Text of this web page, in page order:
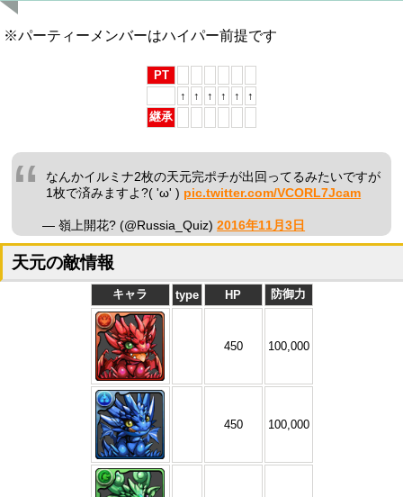
※パーティーメンバーはハイパー前提です
PT
↑
↑ ↑ ↑ ↑
↑
継承
なんかイルミナ2枚の天元完ポチが出回ってるみたいですが
1枚で済みますよ?( 'ω' ) pic.twitter.com/VCORL7Jcam
— 嶺上開花? (@Russia_Quiz)2016年11月3日
天元の敵情報
キャラ type HP 防御力
450 100,000
450 100,000